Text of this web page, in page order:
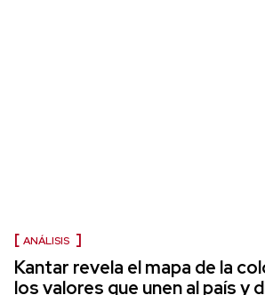
ANÁLISIS
Kantar revela el mapa de la
los valores que unen al país y